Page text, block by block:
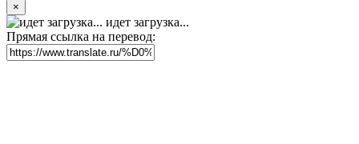
×
идет загрузка...
Прямая ссылка на перевод: